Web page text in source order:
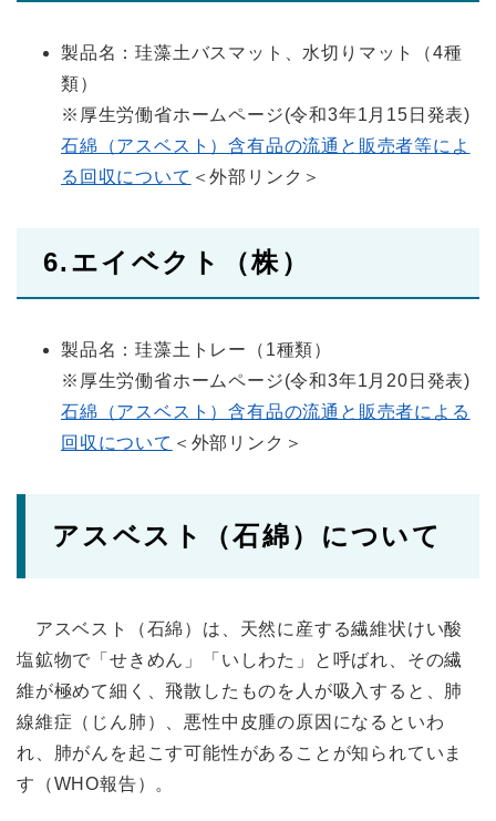
製品名：珪藻土バスマット、水切りマット（4種
類）
※厚生労働省ホームページ(令和3年1月15日発表)
石綿（アスベスト）含有品の流通と販売者等によ
る回収について ＜外部リンク＞
6.エイベクト（株）
製品名：珪藻土トレー（1種類）
※厚生労働省ホームページ(令和3年1月20日発表)
石綿（アスベスト）含有品の流通と販売者による
回収について ＜外部リンク＞
アスベスト（石綿）について
アスベスト（石綿）は、天然に産する繊維状けい酸
塩鉱物で「せきめん」「いしわた」と呼ばれ、その繊
維が極めて細く、飛散したものを人が吸入すると、肺
線維症（じん肺）、悪性中皮腫の原因になるといわ
れ、肺がんを起こす可能性があることが知られていま
す（WHO報告）。